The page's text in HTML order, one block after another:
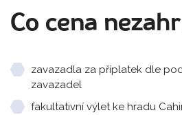
Co cena
zavazadla za příplatek dle
zavazadel
fakultativní výlet ke hradu